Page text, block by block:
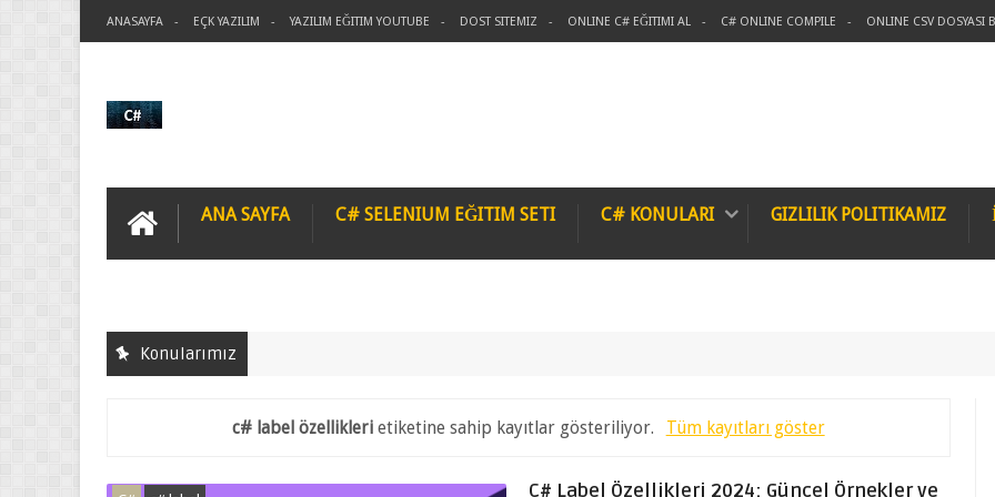
ANASAYFA EÇK YAZILIM YAZILIM EĞITIM YOUTUBE DOST SITEMIZ ONLINE C# EĞITIMI AL C# ONLINE COMPILE ONLINE CSV DOSYASI
ANA SAYFA C# SELENIUM EĞITIM SETI C# KONULARI GIZLILIK POLITIKAMIZ
Konularımız
c# label özellikleri etiketine sahip kayıtlar gösteriliyor. Tüm kayıtları göster
C# Label Özellikleri 2024: Güncel Örnekler ve